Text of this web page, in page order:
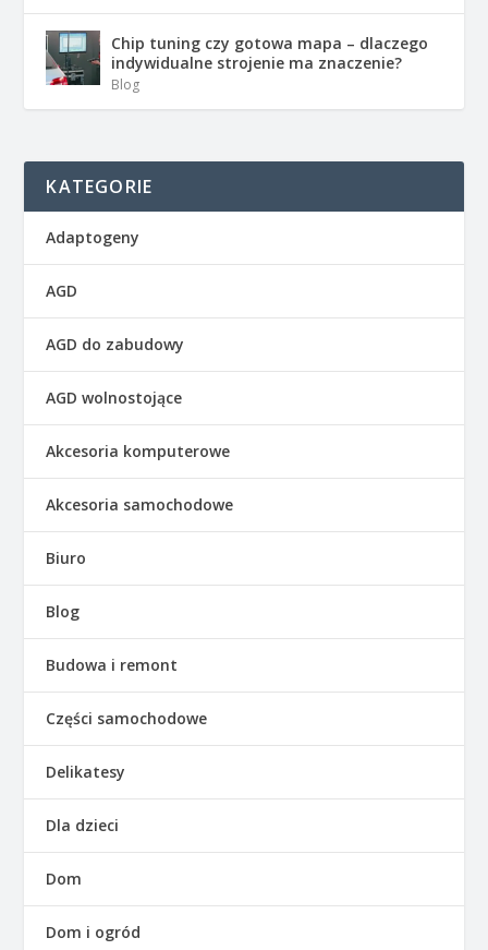
Chip tuning czy gotowa mapa – dlaczego
indywidualne strojenie ma znaczenie?
Blog
KATEGORIE
Adaptogeny
AGD
AGD do zabudowy
AGD wolnostojące
Akcesoria komputerowe
Akcesoria samochodowe
Biuro
Blog
Budowa i remont
Części samochodowe
Delikatesy
Dla dzieci
Dom
Dom i ogród